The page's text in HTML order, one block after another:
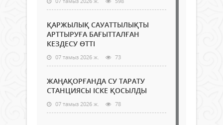
ҚАРЖЫЛЫҚ САУАТТЫЛЫҚТЫ
АРТТЫРУҒА БАҒЫТТАЛҒАН
КЕЗДЕСУ ӨТТІ
07 тамыз 2026 ж. 73
ЖАҢАҚОРҒАНДА СУ ТАРАТУ
СТАНЦИЯСЫ ІСКЕ ҚОСЫЛДЫ
07 тамыз 2026 ж. 78